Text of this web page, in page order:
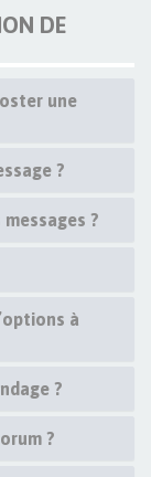
DE
une
?
?
à
?
?